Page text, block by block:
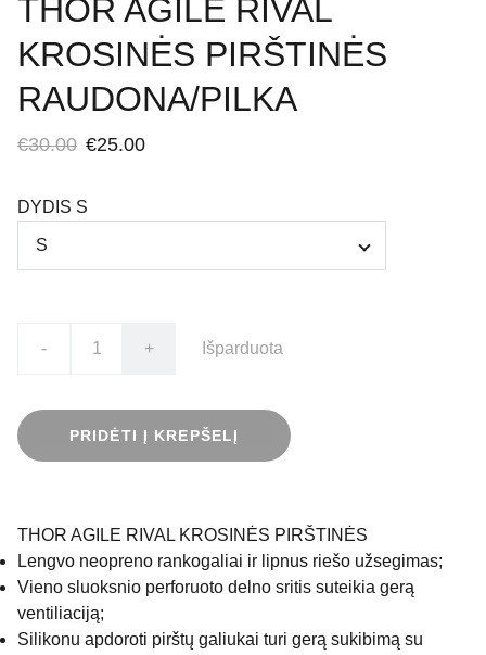
THOR AGILE RIVAL
KROSINĖS PIRŠTINĖS
RAUDONA/PILKA
€30.00 €25.00
DYDIS S
- + Išparduota
PRIDĖTI Į KREPŠELĮ
THOR AGILE RIVAL KROSINĖS PIRŠTINĖS
Lengvo neopreno rankogaliai ir lipnus riešo užsegimas;
Vieno sluoksnio perforuoto delno sritis suteikia gerą
ventiliaciją;
Silikonu apdoroti pirštų galiukai turi gerą sukibimą su